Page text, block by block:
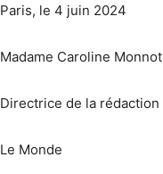
Paris, le 4 juin 2024
Madame Caroline Monnot
Directrice de la rédaction
Le Monde